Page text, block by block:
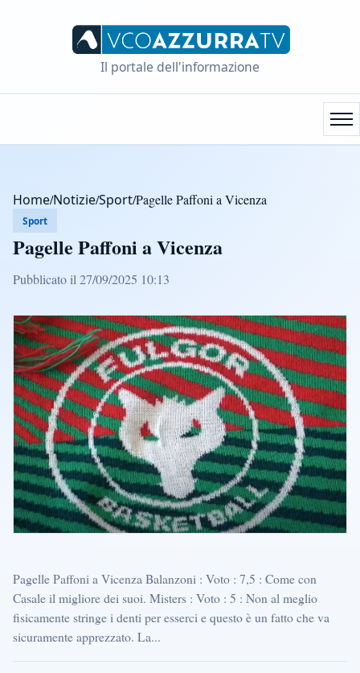
Il portale dell'informazione
Home/Notizie/Sport/Pagelle Paffoni a Vicenza
Sport
Pagelle Paffoni a Vicenza
Pubblicato il 27/09/2025 10:13
Pagelle Paffoni a Vicenza Balanzoni : Voto : 7,5 : Come con
Casale il migliore dei suoi. Misters : Voto : 5 : Non al meglio
fisicamente stringe i denti per esserci e questo è un fatto che va
sicuramente apprezzato. La...